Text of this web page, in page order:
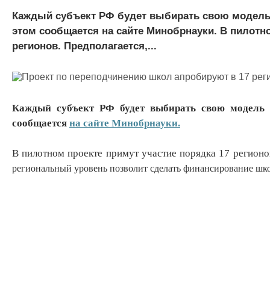
Каждый субъект РФ будет выбирать свою
этом сообщается на сайте Минобрнауки. В
регионов. Предполагается,...
Каждый субъект РФ будет выбирать свою
сообщается на сайте Минобрнауки.
В пилотном проекте примут участие порядка 17
региональный уровень позволит сделать финансирование